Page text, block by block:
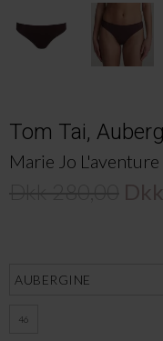
Tom Tai,
Marie Jo L'aventure
46